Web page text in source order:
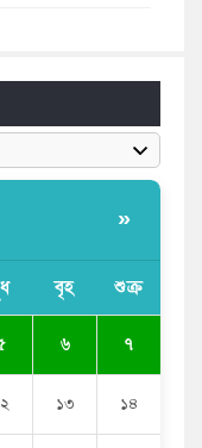
দিলো সৌদি
গড়ে উঠেছে:
কোনো
»
বৃহ শুক্র
৬ ৭
১৩ ১৪